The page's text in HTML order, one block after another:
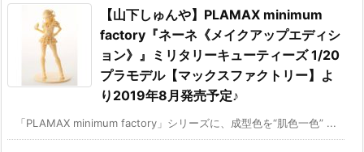
【山下しゅんや】PLAMAX minimum
factory『ネーネ《メイクアップエディシ
ョン》』ミリタリーキューティーズ 1/20
プラモデル【マックスファクトリー】よ
り2019年8月発売予定♪
「PLAMAX minimum factory」シリーズに、成型色を“肌色一色” ...